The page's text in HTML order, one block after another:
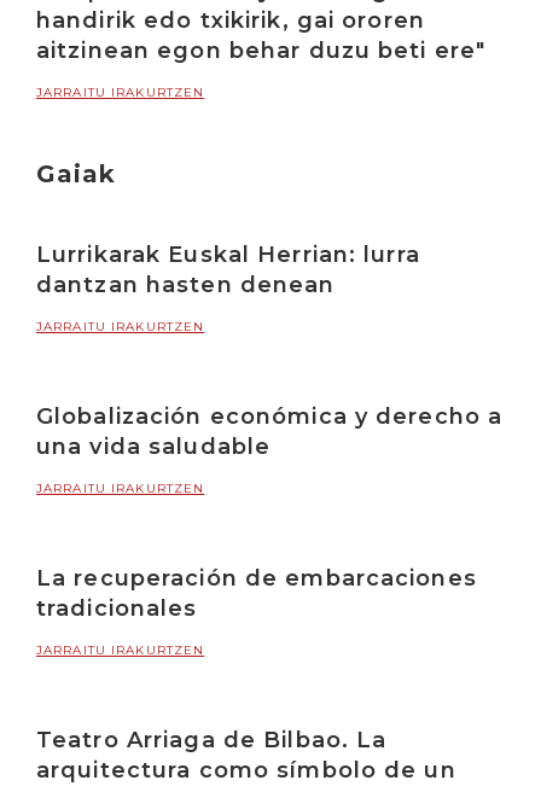
handirik edo txikirik, gai ororen
aitzinean egon behar duzu beti ere"
JARRAITU IRAKURTZEN
Gaiak
Lurrikarak Euskal Herrian: lurra
dantzan hasten denean
JARRAITU IRAKURTZEN
Globalización económica y derecho a
una vida saludable
JARRAITU IRAKURTZEN
La recuperación de embarcaciones
tradicionales
JARRAITU IRAKURTZEN
Teatro Arriaga de Bilbao. La
arquitectura como símbolo de un